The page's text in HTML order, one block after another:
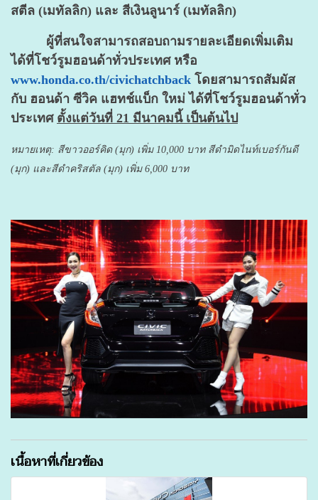
สตีล (เมทัลลิก) และ สีเงินลูนาร์ (เมทัลลิก)
ผู้ที่สนใจสามารถสอบถามรายละเอียดเพิ่มเติม
ได้ที่โชว์รูมฮอนด้าทั่วประเทศ หรือ
www.honda.co.th/civichatchback โดยสามารถสัมผัส
กับ ฮอนด้า ซีวิค แฮทช์แบ็ก ใหม่ ได้ที่โชว์รูมฮอนด้าทั่ว
ประเทศ ตั้งแต่วันที่ 21 มีนาคมนี้ เป็นต้นไป
หมายเหตุ: สีขาวออร์คิด (มุก) เพิ่ม 10,000 บาท สีดำมิดไนท์เบอร์กันดี
(มุก) และสีดำคริสตัล (มุก) เพิ่ม 6,000 บาท
เนื้อหาที่เกี่ยวข้อง